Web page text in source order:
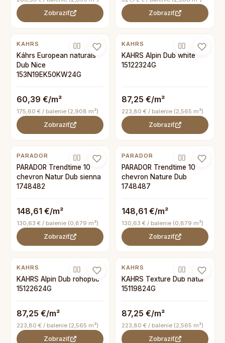
Zobraziť Zobraziť
KAHRS
Káhrs European naturals
Dub Nice
153N19EK50KW24G
60,39 €/m²
175,60 € / balenie (2,908 m²)
Zobraziť
KAHRS
KAHRS Alpin Dub white
15122324G
87,25 €/m²
223,80 € / balenie (2,565 m²)
Zobraziť
PARADOR
PARADOR Trendtime 10
chevron Natur Dub sienna
1748482
148,61 €/m²
130,63 € / balenie (0,879 m²)
Zobraziť
PARADOR
PARADOR Trendtime 10
chevron Nature Dub
1748487
148,61 €/m²
130,63 € / balenie (0,879 m²)
Zobraziť
KAHRS
KAHRS Alpin Dub rohoptic
15122624G
87,25 €/m²
223,80 € / balenie (2,565 m²)
Zobraziť
KAHRS
KAHRS Texture Dub natur
15119824G
87,25 €/m²
223,80 € / balenie (2,565 m²)
Zobraziť